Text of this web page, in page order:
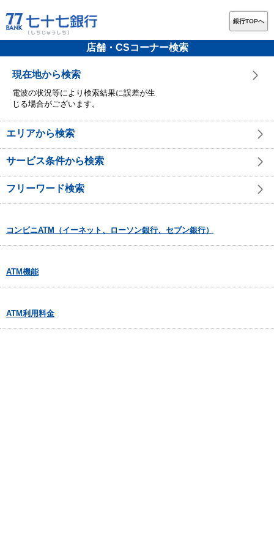
銀行TOPへ
店舗・CSコーナー検索
現在地から検索
電波の状況等により検索結果に誤差が生
じる場合がございます。
エリアから検索
サービス条件から検索
フリーワード検索
コンビニATM（イーネット、ローソン銀行、セブン銀行）
ATM機能
ATM利用料金